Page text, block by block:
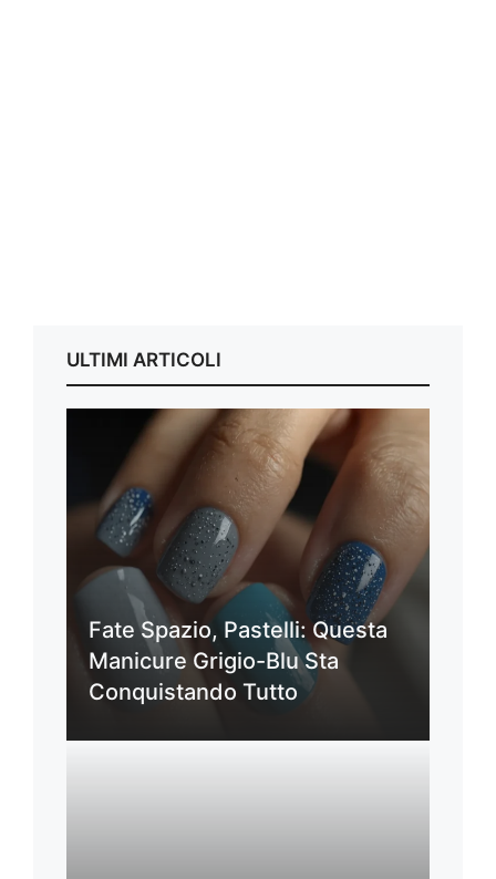
ULTIMI ARTICOLI
Fate Spazio, Pastelli: Questa
Manicure Grigio-Blu Sta
Conquistando Tutto